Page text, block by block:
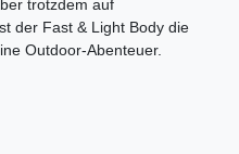
trotzdem auf
der Fast & Light Body die
Outdoor-Abenteuer.